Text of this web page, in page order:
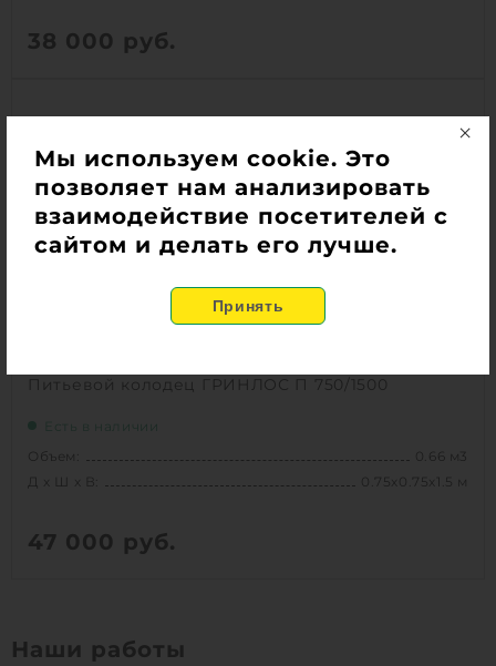
Д х Ш х В:
0.75х0.75х1 м
0.44 м3
Срок службы:
Высота без горловины:
1000 мм
38 000 руб.
Питьевой колодец ГРИНЛОС П 750/1500
Есть в наличии
Объем:
0.66 м3
Д х Ш х В:
0.75х0.75х1.5 м
Объем:
47 000 руб.
Наши работы
Мы используем cookie. Это
позволяет нам анализировать
взаимодействие посетителей с
сайтом и делать его лучше.